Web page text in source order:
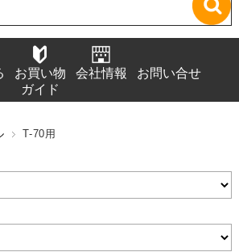
お買い物
ガイド
会社情報 お問い合せ
T-70用